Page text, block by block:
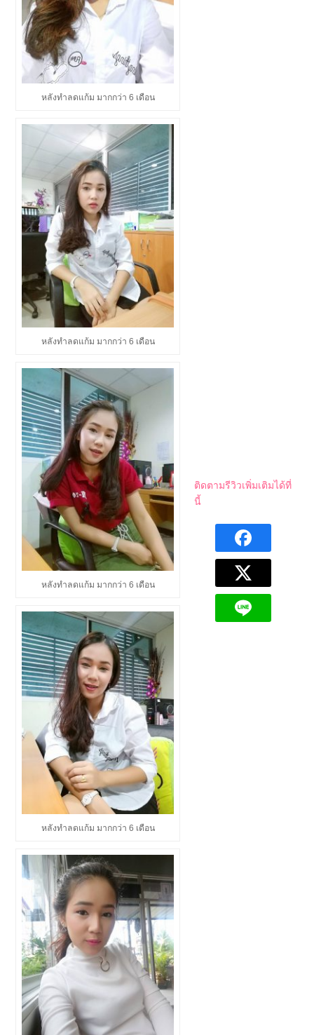
หลังทำลดแก้ม มากกว่า 6 เดือน
หลังทำลดแก้ม มากกว่า 6 เดือน
หลังทำลดแก้ม มากกว่า 6 เดือน
หลังทำลดแก้ม มากกว่า 6 เดือน
ติดตามรีวิวเพิ่มเติมได้ที่
นี้